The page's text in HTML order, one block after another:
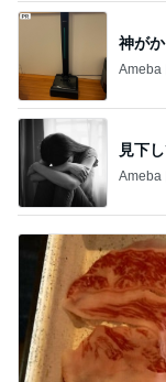
神が
Ameba
見下
Ameba